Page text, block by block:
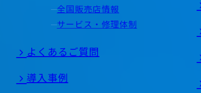
全国販売店情報
サービス・修理体制
よくあるご質問
導入事例